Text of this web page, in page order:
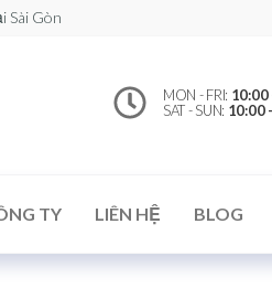
Sài Gòn
0912502060
– Xưởng
Standee
MON - FRI: 10:00
SAT - SUN: 10:00
TY LIÊN HỆ BLOG